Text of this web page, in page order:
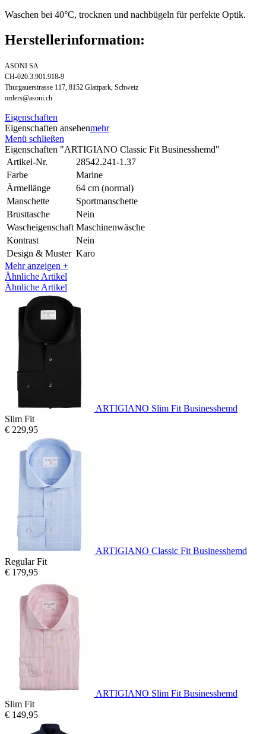
Waschen bei 40°C, trocknen und nachbügeln für perfekte Optik.
Herstellerinformation:
ASONI SA
CH-020.3.901.918-9
Thurgauerstrasse 117, 8152 Glattpark, Schweiz
orders@asoni.ch
Eigenschaften
Eigenschaften ansehenmehr
Menü schließen
Eigenschaften "ARTIGIANO Classic Fit Businesshemd"
Artikel-Nr.
28542.241-1.37
Farbe
Marine
Ärmellänge
64 cm (normal)
Manschette
Sportmanschette
Brusttasche
Nein
Wascheigenschaft Maschinenwäsche
Kontrast
Nein
Design & Muster Karo
Mehr anzeigen +
Ähnliche Artikel
Ähnliche Artikel
ARTIGIANO Slim Fit Businesshemd
Slim Fit
€ 229,95
ARTIGIANO Classic Fit Businesshemd
Regular Fit
€ 179,95
ARTIGIANO Slim Fit Businesshemd
Slim Fit
€ 149,95